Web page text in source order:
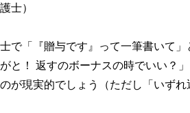
士）
で「『贈与です』って一筆書いて」
と！ 返すのボーナスの時でいい？
が現実的でしょう（ただし「いず